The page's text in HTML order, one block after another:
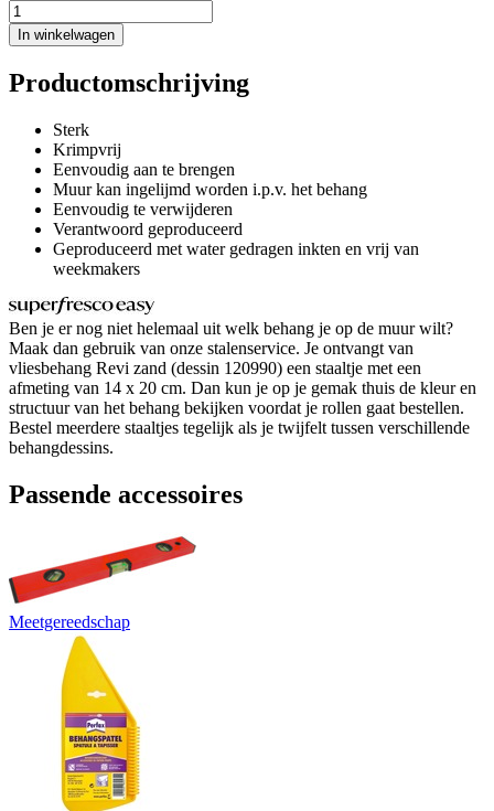
In winkelwagen
Productomschrijving
Sterk
Krimpvrij
Eenvoudig aan te brengen
Muur kan ingelijmd worden i.p.v. het behang
Eenvoudig te verwijderen
Verantwoord geproduceerd
Geproduceerd met water gedragen inkten en vrij van
weekmakers
Ben je er nog niet helemaal uit welk behang je op de muur wilt?
Maak dan gebruik van onze stalenservice. Je ontvangt van
vliesbehang Revi zand (dessin 120990) een staaltje met een
afmeting van 14 x 20 cm. Dan kun je op je gemak thuis de kleur en
structuur van het behang bekijken voordat je rollen gaat bestellen.
Bestel meerdere staaltjes tegelijk als je twijfelt tussen verschillende
behangdessins.
Passende accessoires
Meetgereedschap